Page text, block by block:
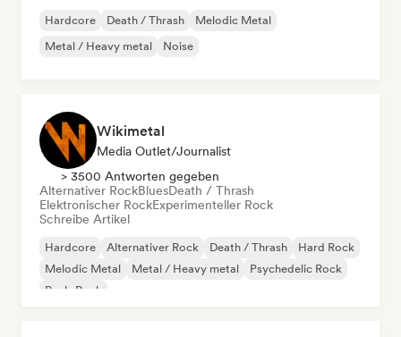
Hardcore Death / Thrash
Melodic Metal
Metal / Heavy metal
Noise
Wikimetal
Media Outlet/Journalist
> 3500 Antworten gegeben
Alternativer RockBluesDeath / Thrash
Elektronischer RockExperimenteller Rock
Schreibe Artikel
Hardcore Alternativer Rock Death / Thrash
Hard Rock
Melodic Metal
Metal / Heavy metal
Psychedelic Rock
Punk-Rock